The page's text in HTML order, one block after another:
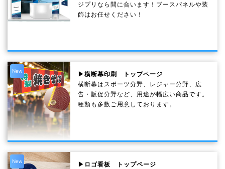
ジプリなら間に合います！ブースパネルや装
飾はお任せください！
New
▶横断幕印刷 トップページ
横断幕はスポーツ分野、レジャー分野、広
告・販促分野など、用途が幅広い商品です。
種類も多数ご用意しております。
New
▶ロゴ看板 トップページ